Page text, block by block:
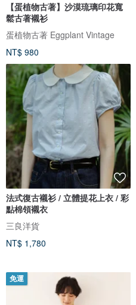
【蛋植物古著】沙漠琉璃印花寬
鬆古著襯衫
蛋植物古著 Eggplant Vintage
NT$ 980
法式復古襯衫 / 立體提花上衣 / 彩
點棉領襯衣
三良洋貨
NT$ 1,780
免運